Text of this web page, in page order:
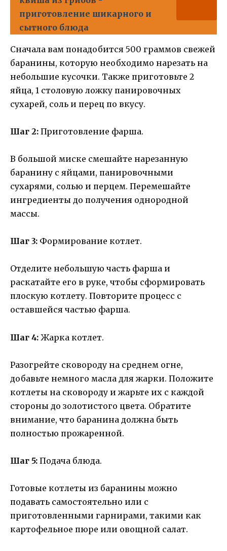
приготовление шикарного и
сытного блюда
Сначала вам понадобится 500 граммов свежей
баранины, которую необходимо нарезать на
небольшие кусочки. Также приготовьте 2
яйца, 1 столовую ложку панировочных
сухарей, соль и перец по вкусу.
Шаг 2: Приготовление фарша.
В большой миске смешайте нарезанную
баранину с яйцами, панировочными
сухарями, солью и перцем. Перемешайте
ингредиенты до получения однородной
массы.
Шаг 3: Формирование котлет.
Отделите небольшую часть фарша и
раскатайте его в руке, чтобы сформировать
плоскую котлету. Повторите процесс с
оставшейся частью фарша.
Шаг 4: Жарка котлет.
Разогрейте сковороду на среднем огне,
добавьте немного масла для жарки. Положите
котлеты на сковороду и жарьте их с каждой
стороны до золотистого цвета. Обратите
внимание, что баранина должна быть
полностью прожаренной.
Шаг 5: Подача блюда.
Готовые котлеты из баранины можно
подавать самостоятельно или с
приготовленными гарнирами, такими как
картофельное пюре или овощной салат.